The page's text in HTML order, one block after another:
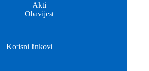
Akti
Obavijest
Korisni linkovi